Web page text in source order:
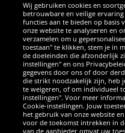
SOCIALE MEDIA
FacebookInstagram
WhatsApp
TikTok
APPS
Wij gebruiken cookies en
betrouwbare en veilige
functies aan te bieden op basis
onze website te analyseren en
verzamelen om u
toestaan" te klikken, stem je in
de doeleinden die afzonderlijk
instellingen" en ons
gegevens door ons of door
die strikt noodzakelijk zijn, heb
te weigeren, of om individueel
instellingen". Voor meer
Cookie-instellingen. Jouw
het gebruik van onze website
voor de toekomst intrekken in
van de aanbieder omvat uw